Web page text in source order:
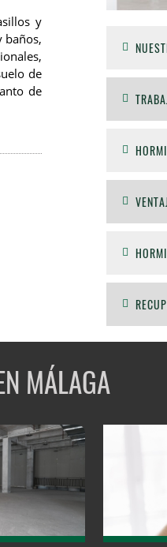
y
baños,
de
de
MÁLAGA